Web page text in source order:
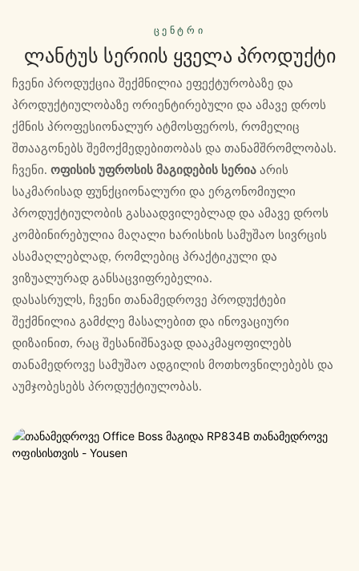
ᲪᲔᲜᲢᲠᲘ
Ლანტუს Სერიის Ყველა Პროდუქტი
ჩვენი პროდუქცია შექმნილია ეფექტურობაზე და
პროდუქტიულობაზე ორიენტირებული და ამავე დროს
ქმნის პროფესიონალურ ატმოსფეროს, რომელიც
შთააგონებს შემოქმედებითობას და თანამშრომლობას.
ჩვენი. ოფისის უფროსის მაგიდების სერია არის
საკმარისად ფუნქციონალური და ერგონომიული
პროდუქტიულობის გასაადვილებლად და ამავე დროს
კომბინირებულია მაღალი ხარისხის სამუშაო სივრცის
ასამაღლებლად, რომლებიც პრაქტიკული და
ვიზუალურად განსაცვიფრებელია.
დასასრულს, ჩვენი თანამედროვე პროდუქტები
შექმნილია გამძლე მასალებით და ინოვაციური
დიზაინით, რაც შესანიშნავად დააკმაყოფილებს
თანამედროვე სამუშაო ადგილის მოთხოვნილებებს და
აუმჯობესებს პროდუქტიულობას.